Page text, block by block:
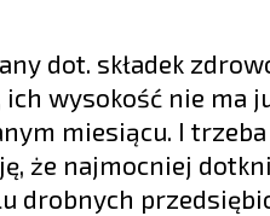
dot. składek
wysokość nie ma
miesiącu. I
że najmocniej
drobnych